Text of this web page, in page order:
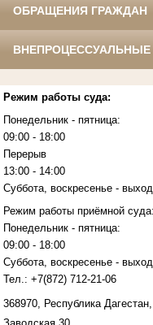
ОБРАЩЕНИЯ ГРАЖДАН
Режим работы суда:
Понедельник - пятница:
09:00 - 18:00
Перерыв
13:00 - 14:00
Суббота, воскресенье -
Режим работы приёмной суда:
Понедельник - пятница:
09:00 - 18:00
Суббота, воскресенье -
Тел.: +7(872)712-21-06
368970, Республика